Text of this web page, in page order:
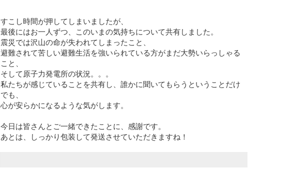
すこし時間が押してしまいましたが、
最後にはお一人ずつ、このいまの気持ちについて共有しました。
震災では沢山の命が失われてしまったこと、
避難されて苦しい避難生活を強いられている方がまだ大勢いらっしゃる
こと、
そして原子力発電所の状況。。。
私たちが感じていることを共有し、誰かに聞いてもらうということだけ
でも、
心が安らかになるような気がします。
今日は皆さんとご一緒できたことに、感謝です。
あとは、しっかり包装して発送させていただきますね！